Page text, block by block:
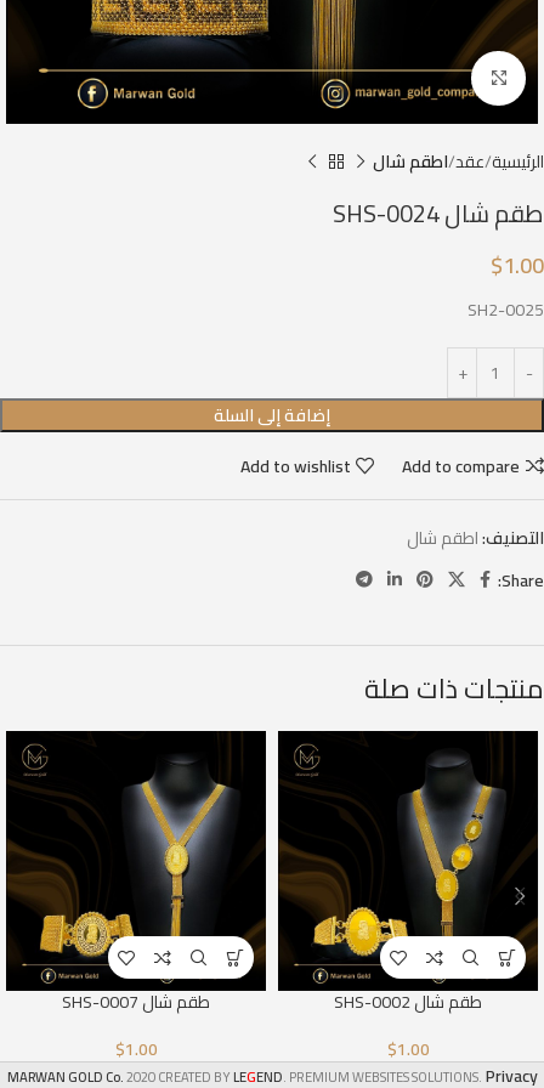
Click to enlarge
الرئيسية عقد اطقم شال
طقم شال SHS-0024
$1.00
SH2-0025
إضافة إلى السلة
Add to compare
Add to wishlist
التصنيف:اطقم شال
Share:
منتجات ذات صلة
طقم شال SHS-0002
$1.00
طقم شال SHS-0007
$1.00
MARWAN GOLD Co.2020 CREATED BYLEGEND. PREMIUM WEBSITES SOLUTIONS.Privacy